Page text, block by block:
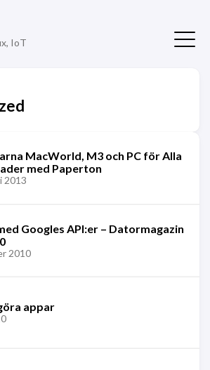
IoT
MacWorld, M3 och PC för Alla
med Paperton
2013
Googles API:er – Datormagazin
2010
appar